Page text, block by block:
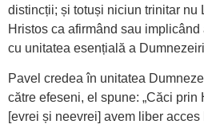
distincții; și totuși niciun trinitar nu
Hristos ca afirmând sau
cu unitatea esențială a
Pavel credea în unitatea
către efeseni, el spune: „Căci prin
[evrei și neevrei] avem liber